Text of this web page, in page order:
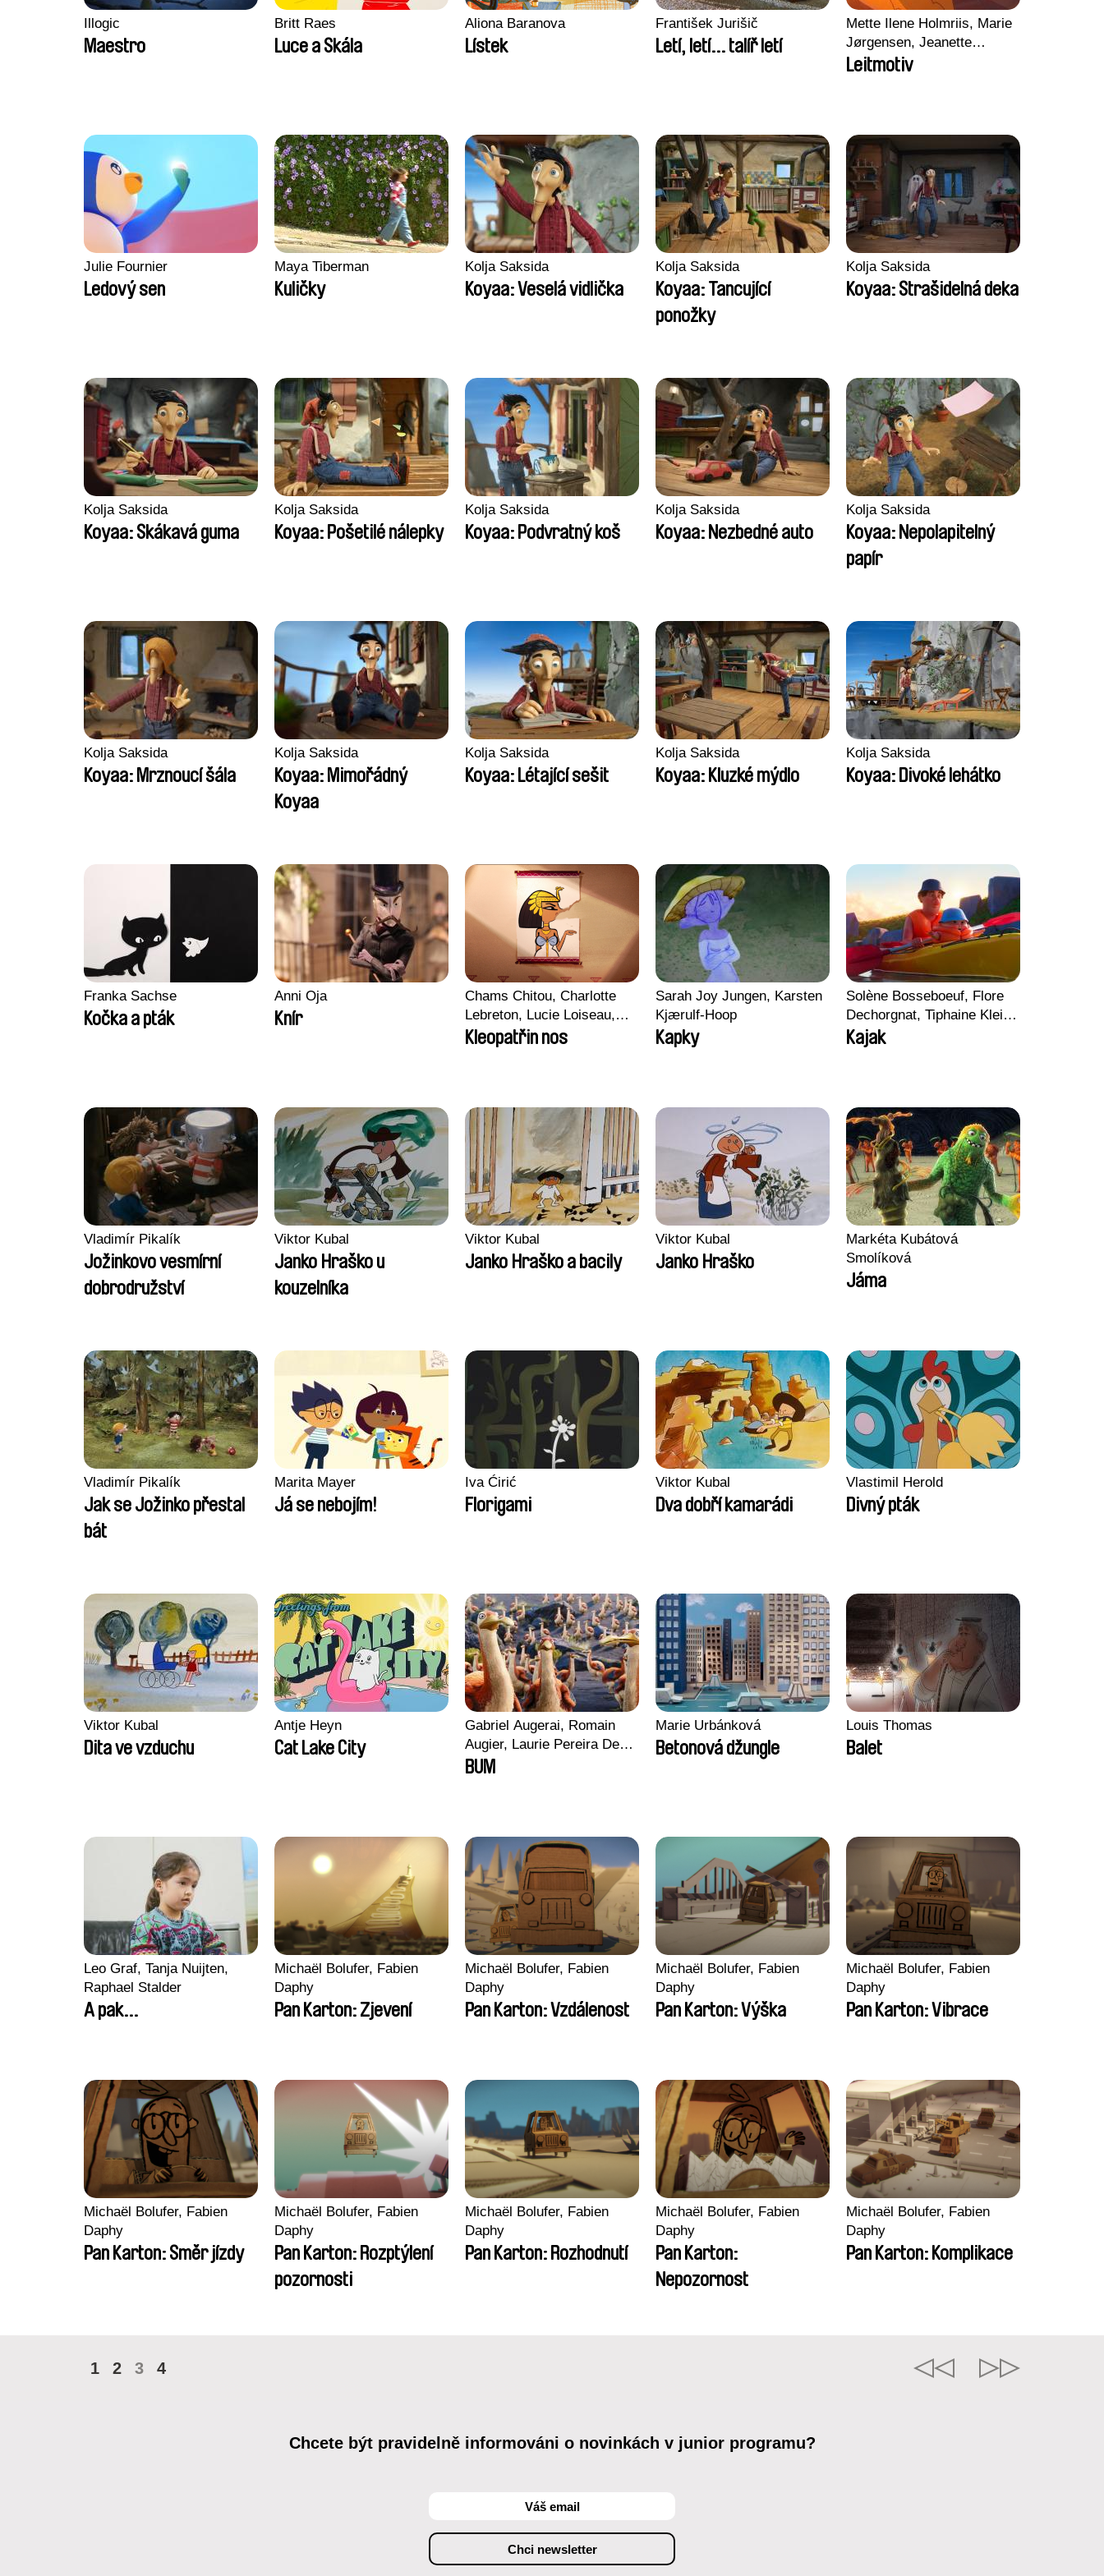
Illogic
Maestro
Britt Raes
Luce a Skála
Aliona Baranova
Lístek
František Jurišič
Letí, letí... talíř letí
Mette Ilene Holmriis, Marie
Jørgensen, Jeanette
Nørgaard, Marie Thorhauge
Leitmotiv
Julie Fournier
Ledový sen
Maya Tiberman
Kuličky
Kolja Saksida
Koyaa: Veselá vidlička
Kolja Saksida
Koyaa: Tancující
ponožky
Kolja Saksida
Koyaa: Strašidelná deka
Kolja Saksida
Koyaa: Skákavá guma
Kolja Saksida
Koyaa: Pošetilé nálepky
Kolja Saksida
Koyaa: Podvratný koš
Kolja Saksida
Koyaa: Nezbedné auto
Kolja Saksida
Koyaa: Nepolapitelný
papír
Kolja Saksida
Koyaa: Mrznoucí šála
Kolja Saksida
Koyaa: Mimořádný
Koyaa
Kolja Saksida
Koyaa: Létající sešit
Kolja Saksida
Koyaa: Kluzké mýdlo
Kolja Saksida
Koyaa: Divoké lehátko
Franka Sachse
Kočka a pták
Anni Oja
Knír
Chams Chitou, Charlotte
Lebreton, Lucie Loiseau,
Mikahel Meah, Maxime
Monier, Marc
Anthony Trefleze
Kleopatřin nos
Sarah Joy Jungen, Karsten
Kjærulf-Hoop
Kapky
Solène Bosseboeuf, Flore
Dechorgnat, Tiphaine Klein,
Auguste Lefort, Antoine
Rossi
Kajak
Vladimír Pikalík
Jožinkovo vesmírní
dobrodružství
Viktor Kubal
Janko Hraško u
kouzelníka
Viktor Kubal
Janko Hraško a bacily
Viktor Kubal
Janko Hraško
Markéta Kubátová
Smolíková
Jáma
Vladimír Pikalík
Jak se Jožinko přestal
bát
Marita Mayer
Já se nebojím!
Iva Ćirić
Florigami
Viktor Kubal
Dva dobří kamarádi
Vlastimil Herold
Divný pták
Viktor Kubal
Dita ve vzduchu
Antje Heyn
Cat Lake City
Gabriel Augerai, Romain
Augier, Laurie Pereira De
Figueiredo, Charles Di
BUM
Marie Urbánková
Betonová džungle
Louis Thomas
Balet
Leo Graf, Tanja Nuijten,
Raphael Stalder
A pak...
Michaël Bolufer, Fabien
Daphy
Pan Karton: Zjevení
Michaël Bolufer, Fabien
Daphy
Pan Karton: Vzdálenost
Michaël Bolufer, Fabien
Daphy
Pan Karton: Výška
Michaël Bolufer, Fabien
Daphy
Pan Karton: Vibrace
Michaël Bolufer, Fabien
Daphy
Pan Karton: Směr jízdy
Michaël Bolufer, Fabien
Daphy
Pan Karton: Rozptýlení
pozornosti
Michaël Bolufer, Fabien
Daphy
Pan Karton: Rozhodnutí
Michaël Bolufer, Fabien
Daphy
Pan Karton:
Nepozornost
Michaël Bolufer, Fabien
Daphy
Pan Karton: Komplikace
1 2 3 4
Chcete být pravidelně informováni o novinkách v junior programu?